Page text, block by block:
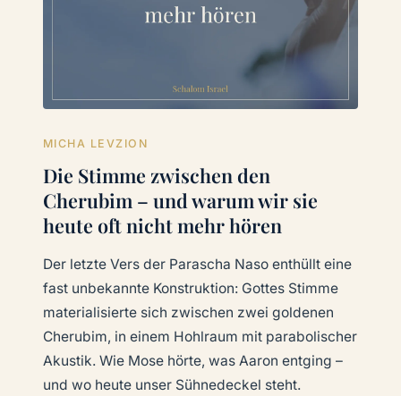
MICHA LEVZION
Die Stimme zwischen den
Cherubim – und warum wir sie
heute oft nicht mehr hören
Der letzte Vers der Parascha Naso enthüllt eine
fast unbekannte Konstruktion: Gottes Stimme
materialisierte sich zwischen zwei goldenen
Cherubim, in einem Hohlraum mit parabolischer
Akustik. Wie Mose hörte, was Aaron entging –
und wo heute unser Sühnedeckel steht.